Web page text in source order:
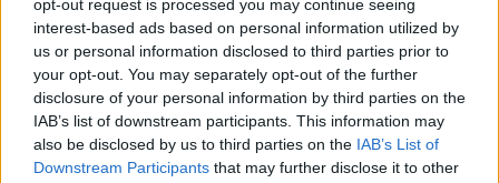
opt-out request is processed you may continue seeing
interest-based ads based on personal information utilized by
us or personal information disclosed to third parties prior to
your opt-out. You may separately opt-out of the further
disclosure of your personal information by third parties on the
IAB’s list of downstream participants. This information may
also be disclosed by us to third parties on the IAB’s List of
Downstream Participants that may further disclose it to other
valtavasta kansainvälisestä suosiosta.
Reggaetonin prinssiksi